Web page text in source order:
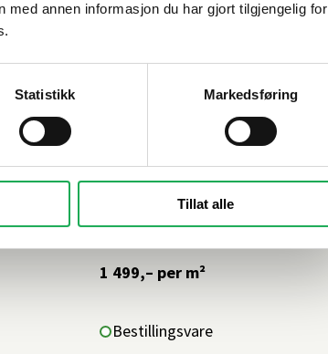
annen informasjon du har gjort tilgjengelig for
Statistikk Markedsføring
Tillat alle
+62 farger
1 499,– per m²
Bestillingsvare